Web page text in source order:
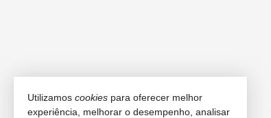
Utilizamos cookies para oferecer melhor
experiência, melhorar o desempenho, analisar